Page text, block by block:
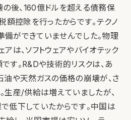
後、160億ドルを超える債務保
額控除を行ったからです。テクノ
ができていませんでした。物理
は、ソフトウェアやバイオテック
す。R&Dや技術的リスクは、あ
油や天然ガスの価格の崩壊が、さ
生産/供給は増えていましたが、
低下していたからです。中国は